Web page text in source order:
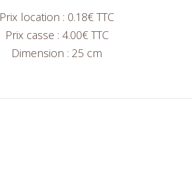
Prix location : 0.18€ TTC
Prix casse : 4.00€ TTC
Dimension : 25 cm